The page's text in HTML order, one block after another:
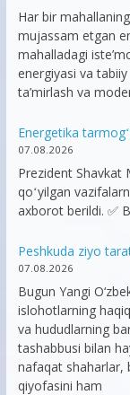
Har bir
mujassam etgan
mahalladagi
energiyasi va
ta’mirlash va
Energetika
07.08.2026
Prezident Shavkat
qoʻyilgan
axborot berildi. ✅
Peshkuda ziyo
07.08.2026
Bugun Yangi
islohotlarning
va hududlarning
tashabbusi bilan
nafaqat shaharlar,
qiyofasini ham